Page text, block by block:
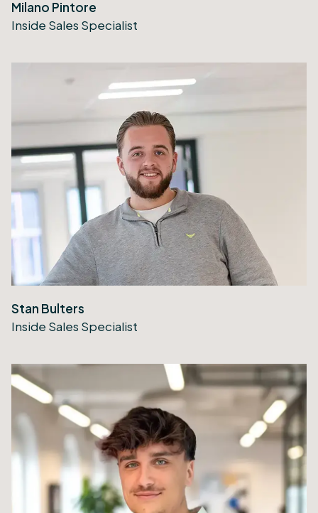
Milano Pintore
Inside Sales Specialist
Stan Bulters
Inside Sales Specialist